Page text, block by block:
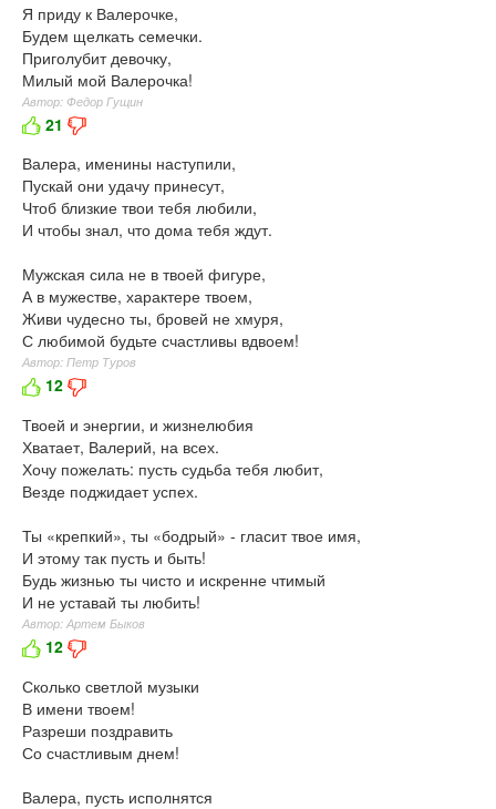
Я приду к Валерочке,
Будем щелкать семечки.
Приголубит девочку,
Милый мой Валерочка!
Автор: Федор Гущин
21
Валера, именины наступили,
Пускай они удачу принесут,
Чтоб близкие твои тебя любили,
И чтобы знал, что дома тебя ждут.
Мужская сила не в твоей фигуре,
А в мужестве, характере твоем,
Живи чудесно ты, бровей не хмуря,
С любимой будьте счастливы вдвоем!
Автор: Петр Туров
12
Твоей и энергии, и жизнелюбия
Хватает, Валерий, на всех.
Хочу пожелать: пусть судьба тебя любит,
Везде поджидает успех.
Ты «крепкий», ты «бодрый» - гласит твое имя,
И этому так пусть и быть!
Будь жизнью ты чисто и искренне чтимый
И не уставай ты любить!
Автор: Артем Быков
12
Сколько светлой музыки
В имени твоем!
Разреши поздравить
Со счастливым днем!
Валера, пусть исполнятся